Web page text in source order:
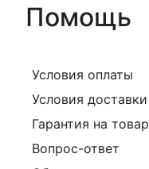
Помощь
Условия оплаты
Условия доставки
Гарантия на товар
Вопрос-ответ